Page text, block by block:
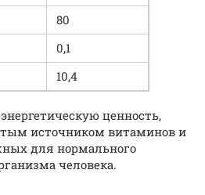
80
0,1
10,4
ценность,
источником витаминов и
для нормального
человека.